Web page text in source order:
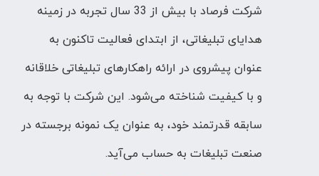
شرکت فرصاد با بیش از 33 سال تجربه در زمینه
هدایای تبلیغاتی، از ابتدای فعالیت تاکنون به
عنوان پیشروی در ارائه راهکارهای تبلیغاتی خلاقانه
و با کیفیت شناخته می‌شود. این شرکت با توجه به
سابقه قدرتمند خود، به عنوان یک نمونه برجسته در
صنعت تبلیغات به حساب می‌آید.